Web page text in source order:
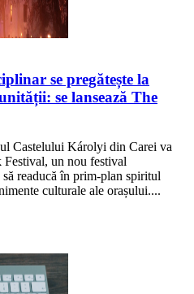
se pregătește la
se lansează The
Castelului Károlyi din Carei va
Festival, un nou festival
readucă în prim-plan spiritul
culturale ale orașului....